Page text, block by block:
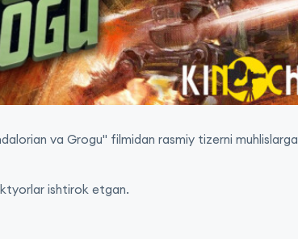
va Grogu" filmidan rasmiy tizerni muhlislarga
ishtirok etgan.